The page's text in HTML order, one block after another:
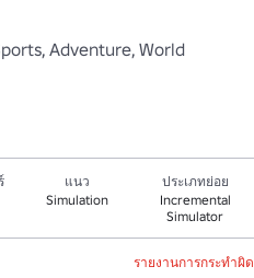
Adventure, World
แนว
Simulation
ประเภทย่อย
Incremental
Simulator
รายงานการกระทำผิด